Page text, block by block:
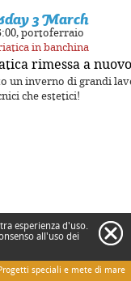
purposes only
3 March
portoferraio
rimessa a nuovo
un inverno di grandi
che estetici!
Progetti speciali e mete di mare
esperienza d'uso.
all'uso dei